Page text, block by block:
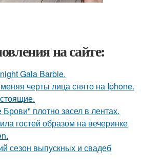
на сайте:
Gala Barbie.
черты лица снято на Iphone.
плотно засел в лентах.
гостей образом на вечеринке
сезон выпускных и свадеб